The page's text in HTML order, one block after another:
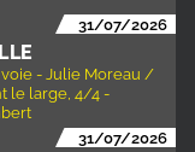
31/07/2026
- Julie Moreau /
le large, 4/4 -
31/07/2026